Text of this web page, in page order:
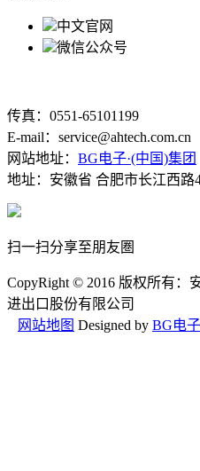
中文官网
微信公众号
传真：0551-65101199
E-mail：service@ahtech.com.cn
网站地址： BG电子·(中国)集团
地址：安徽省 合肥市长江西路
扫一扫分享至朋友圏
CopyRight © 2016 版权所有：
进出口股份有限公司
网站地图 Designed by BG电